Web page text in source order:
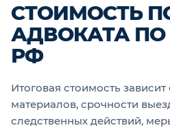
СТОИМОСТЬ
АДВОКАТА ПО
РФ
Итоговая стоимость
материалов, срочности
следственных действий,